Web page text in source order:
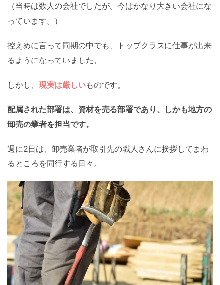
（当時は数人の会社でしたが、今はかなり大きい会社にな
っています。）
控えめに言って同期の中でも、トップクラスに仕事が出来
るようになっていました。
しかし、 現実は厳しいものです。
配属された部署は、資材を売る部署であり、しかも地方の
卸売の業者を担当です。
週に2日は、卸売業者が取引先の職人さんに挨拶してまわ
るところを同行する日々。